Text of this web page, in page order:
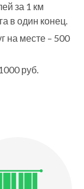
за 1 км
в один конец.
на месте – 500
руб.